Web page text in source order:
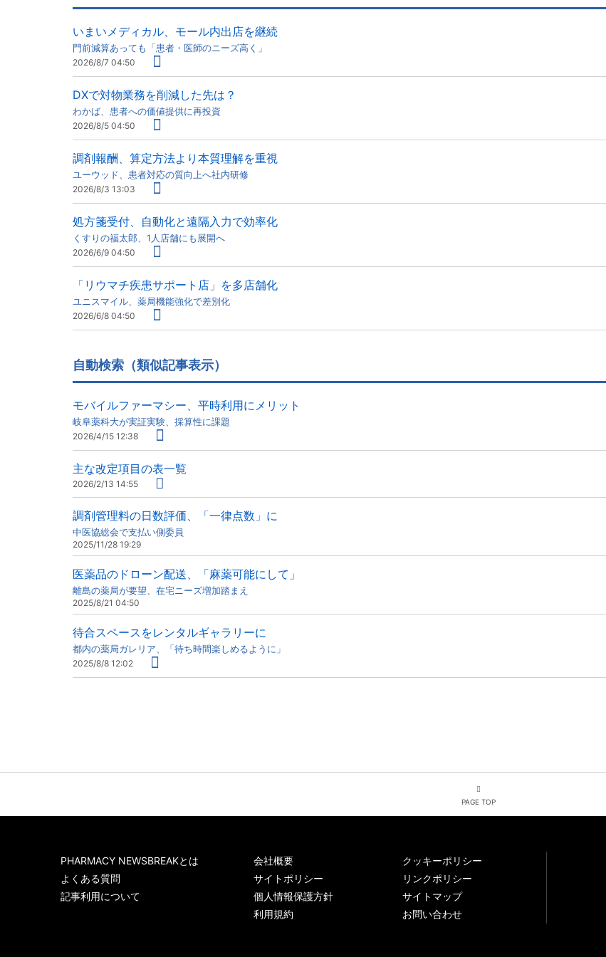
いまいメディカル、モール内出店を継続
門前減算あっても「患者・医師のニーズ高く」
2026/8/7 04:50
DXで対物業務を削減した先は？
わかば、患者への価値提供に再投資
2026/8/5 04:50
調剤報酬、算定方法より本質理解を重視
ユーウッド、患者対応の質向上へ社内研修
2026/8/3 13:03
処方箋受付、自動化と遠隔入力で効率化
くすりの福太郎、1人店舗にも展開へ
2026/6/9 04:50
「リウマチ疾患サポート店」を多店舗化
ユニスマイル、薬局機能強化で差別化
2026/6/8 04:50
自動検索（類似記事表示）
モバイルファーマシー、平時利用にメリット
岐阜薬科大が実証実験、採算性に課題
2026/4/15 12:38
主な改定項目の表一覧
2026/2/13 14:55
調剤管理料の日数評価、「一律点数」に
中医協総会で支払い側委員
2025/11/28 19:29
医薬品のドローン配送、「麻薬可能にして」
離島の薬局が要望、在宅ニーズ増加踏まえ
2025/8/21 04:50
待合スペースをレンタルギャラリーに
都内の薬局ガレリア、「待ち時間楽しめるように」
2025/8/8 12:02
PAGE TOP
PHARMACY NEWSBREAKとは
よくある質問
記事利用について
会社概要
サイトポリシー
個人情報保護方針
利用規約
クッキーポリシー
リンクポリシー
サイトマップ
お問い合わせ